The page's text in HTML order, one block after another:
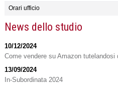
Orari ufficio
News dello studio
10/12/2024
Come vendere su Amazon tutelandosi
13/09/2024
In-Subordinata 2024